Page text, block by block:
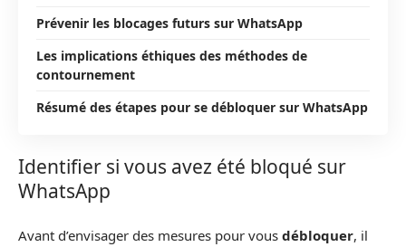
Prévenir les blocages futurs sur WhatsApp
Les implications éthiques des méthodes de
contournement
Résumé des étapes pour se débloquer sur WhatsApp
Identifier si vous avez été bloqué sur
WhatsApp
Avant d’envisager des mesures pour vous débloquer, il